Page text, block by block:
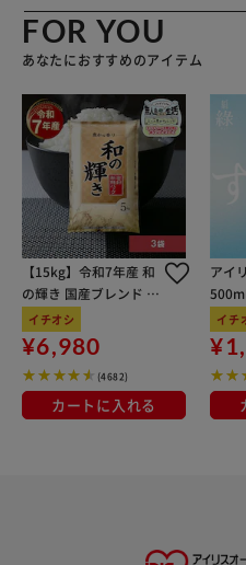
FOR YOU
あなたにおすすめのアイテム
【15kg】令和7年産 和
の輝き 国産ブレンド 5
kg×3袋
イチオシ
¥6,980
(4682)
カートに入れる
アイ
100
イチ